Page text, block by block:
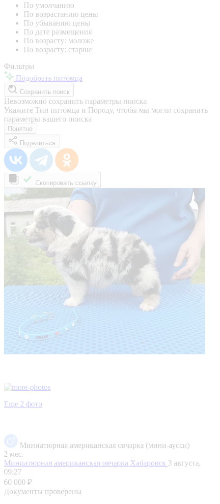
По умолчанию
По возрастанию цены
По убыванию цены
По дате размещения
По возрасту: моложе
По возрасту: старше
Фильтры
Подобрать питомца
Сохранить поиск
Невозможно сохранить параметры поиска
Укажите Тип питомца и Породу, чтобы мы могли сохранить
параметры вашего поиска
Понятно
Поделиться
Скопировать ссылку
Еще 2 фото
Миниатюрная американская овчарка (мини-аусси)
2 мес.
Миниатюрная американская овчарка Хабаровск 3 августа,
09:27
60 000 ₽
Документы проверены